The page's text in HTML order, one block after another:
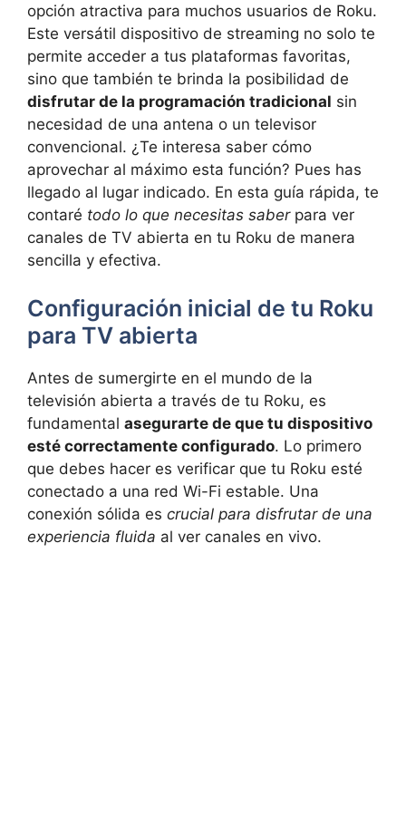
opción atractiva para muchos usuarios de Roku.
Este versátil dispositivo de streaming no solo te
permite acceder a tus plataformas favoritas,
sino que también te brinda la posibilidad de
disfrutar de la programación tradicional sin
necesidad de una antena o un televisor
convencional. ¿Te interesa saber cómo
aprovechar al máximo esta función? Pues has
llegado al lugar indicado. En esta guía rápida, te
contaré todo lo que necesitas saberpara ver
canales de TV abierta en tu Roku de manera
sencilla y efectiva.
Configuración inicial de tu Roku
para TV abierta
Antes de sumergirte en el mundo de la
televisión abierta a través de tu Roku, es
fundamental asegurarte de que tu dispositivo
esté correctamente configurado. Lo primero
que debes hacer es verificar que tu Roku esté
conectado a una red Wi-Fi estable. Una
conexión sólida es crucial para disfrutar de una
experiencia fluida al ver canales en vivo.